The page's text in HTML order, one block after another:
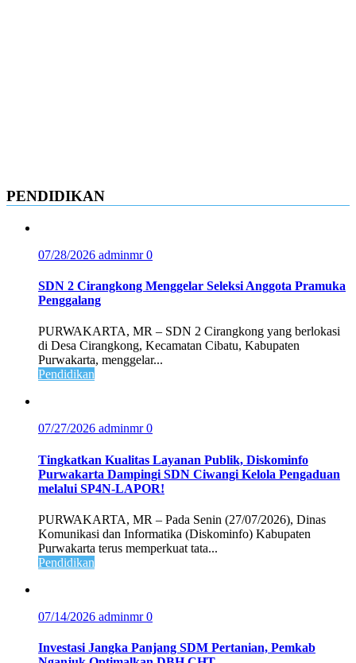
PENDIDIKAN
07/28/2026 adminmr0
SDN 2 Cirangkong Menggelar Seleksi Anggota Pramuka
Penggalang
PURWAKARTA, MR – SDN 2 Cirangkong yang berlokasi
di Desa Cirangkong, Kecamatan Cibatu, Kabupaten
Purwakarta, menggelar...
Pendidikan
07/27/2026 adminmr0
Tingkatkan Kualitas Layanan Publik, Diskominfo
Purwakarta Dampingi SDN Ciwangi Kelola Pengaduan
melalui SP4N-LAPOR!
PURWAKARTA, MR – Pada Senin (27/07/2026), Dinas
Komunikasi dan Informatika (Diskominfo) Kabupaten
Purwakarta terus memperkuat tata...
Pendidikan
07/14/2026 adminmr0
Investasi Jangka Panjang SDM Pertanian, Pemkab